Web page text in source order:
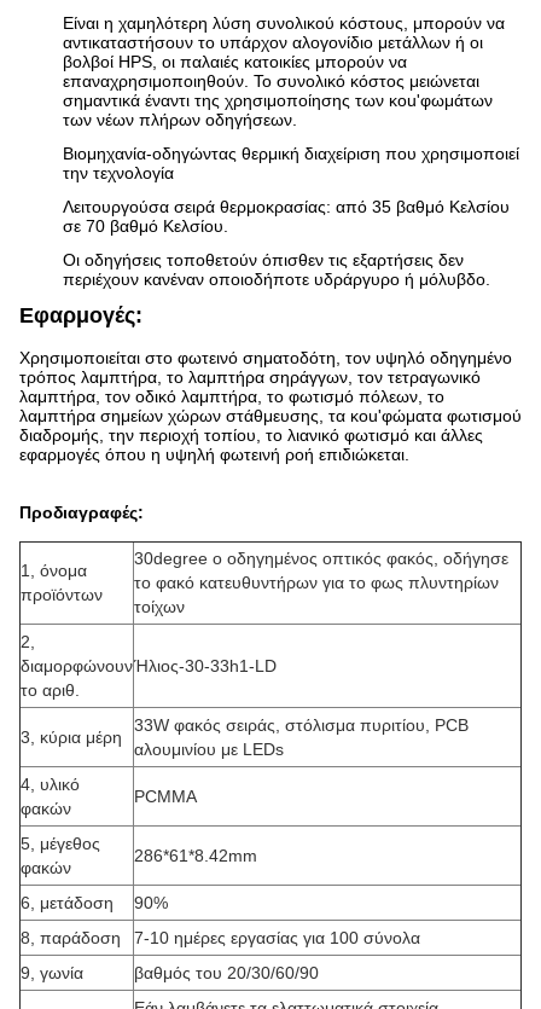
Είναι η χαμηλότερη λύση συνολικού κόστους, μπορούν να
αντικαταστήσουν το υπάρχον αλογονίδιο μετάλλων ή οι
βολβοί HPS, οι παλαιές κατοικίες μπορούν να
επαναχρησιμοποιηθούν. Το συνολικό κόστος μειώνεται
σημαντικά έναντι της χρησιμοποίησης των κοu'φωμάτων
των νέων πλήρων οδηγήσεων.
Βιομηχανία-οδηγώντας θερμική διαχείριση που χρησιμοποιεί
την τεχνολογία
Λειτουργούσα σειρά θερμοκρασίας: από 35 βαθμό Κελσίου
σε 70 βαθμό Κελσίου.
Οι οδηγήσεις τοποθετούν όπισθεν τις εξαρτήσεις δεν
περιέχουν κανέναν οποιοδήποτε υδράργυρο ή μόλυβδο.
Εφαρμογές:
Χρησιμοποιείται στο φωτεινό σηματοδότη, τον υψηλό οδηγημένο
τρόπος λαμπτήρα, το λαμπτήρα σηράγγων, τον τετραγωνικό
λαμπτήρα, τον οδικό λαμπτήρα, το φωτισμό πόλεων, το
λαμπτήρα σημείων χώρων στάθμευσης, τα κοu'φώματα φωτισμού
διαδρομής, την περιοχή τοπίου, το λιανικό φωτισμό και άλλες
εφαρμογές όπου η υψηλή φωτεινή ροή επιδιώκεται.
Προδιαγραφές:
1, όνομα
προϊόντων
30degree ο οδηγημένος οπτικός φακός, οδήγησε
το φακό κατευθυντήρων για το φως πλυντηρίων
τοίχων
2,
διαμορφώνουν
το αριθ.
Ήλιος-30-33h1-LD
3, κύρια μέρη
33W φακός σειράς, στόλισμα πυριτίου, PCB
αλουμινίου με LEDs
4, υλικό
φακών
PCMMA
5, μέγεθος
φακών
286*61*8.42mm
6, μετάδοση
90%
8, παράδοση
7-10 ημέρες εργασίας για 100 σύνολα
9, γωνία
βαθμός του 20/30/60/90